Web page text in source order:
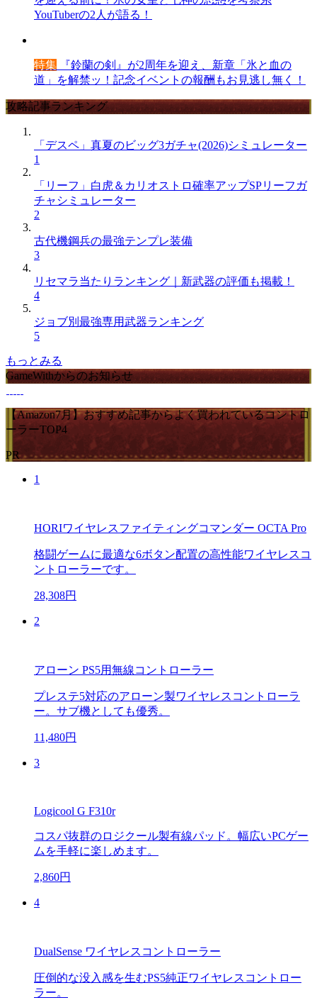
YouTuberの2人が語る！
特集 『鈴蘭の剣』が2周年を迎え、新章「氷と血の
道」を解禁ッ！記念イベントの報酬もお見逃し無く！
攻略記事ランキング
「デスペ」真夏のビッグ3ガチャ(2026)シミュレーター
1
「リーフ」白虎＆カリオストロ確率アップSPリーフガ
チャシミュレーター
2
古代機鋼兵の最強テンプレ装備
3
リセマラ当たりランキング｜新武器の評価も掲載！
4
ジョブ別最強専用武器ランキング
5
もっとみる
GameWithからのお知らせ
【Amazon7月】おすすめ記事からよく買われているコントロ
ーラーTOP4
PR
1
HORIワイヤレスファイティングコマンダー OCTA Pro
格闘ゲームに最適な6ボタン配置の高性能ワイヤレスコ
ントローラーです。
28,308円
2
アローン PS5用無線コントローラー
プレステ5対応のアローン製ワイヤレスコントローラ
ー。サブ機としても優秀。
11,480円
3
Logicool G F310r
コスパ抜群のロジクール製有線パッド。幅広いPCゲー
ムを手軽に楽しめます。
2,860円
4
DualSense ワイヤレスコントローラー
圧倒的な没入感を生むPS5純正ワイヤレスコントロー
ラー。